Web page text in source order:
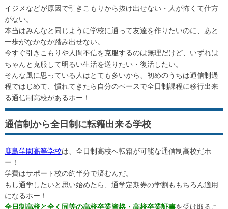
イジメなどが原因で引きこもりから抜け出せない・人が怖くて仕方
がない。
本当はみんなと同じように学校に通って友達を作りたいのに、あと
一歩がなかなか踏み出せない。
今すぐ引きこもりや人間不信を克服するのは無理だけど、いずれは
ちゃんと克服して明るい生活を送りたい・復活したい。
そんな風に思っている人はとても多いから、初めのうちは通信制過
程ではじめて、慣れてきたら自分のペースで全日制課程に移行出来
る通信制高校があるホー！
通信制から全日制に転籍出来る学校
鹿島学園高等学校は、全日制高校へ転籍が可能な通信制高校だホ
ー！
学費はサポート校の約半分で済むんだ。
もし通学したいと思い始めたら、通学定期券の学割ももちろん適用
になるホー！
全日制高校と全く同等の高校卒業資格・高校卒業証書を受け取るこ